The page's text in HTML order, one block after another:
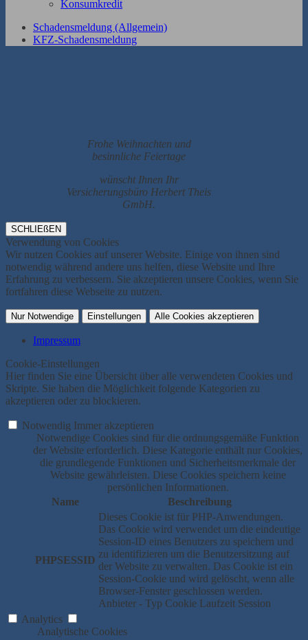
Konsumkredit
Schadensmeldung (Allgemein)
KFZ-Schadensmeldung
Frohe Weihnachten und
besinnliche Feiertage
wünscht Ihnen Ihr
Versicherungsbüro Herbert Theis
GmbH.
SCHLIEßEN
Verwendung von Cookies
Wir nutzen Cookies auf unserer Website. Einige von ihnen sind
notwendig während andere uns helfen, diese Website und Ihre
Erfahrung zu verbessern. Sie akzeptieren unsere Cookies, wenn Sie
fortfahren diese Webseite zu nutzen.
Nur Notwendige Einstellungen Alle Cookies akzeptieren
Impressum
Cookie-Einstellungen
Hier finden Sie eine Übersicht über alle verwendeten Cookies und
Skripte. Sie haben die Möglichkeit folgende Kategorien zu
akzeptieren oder zu blockieren.
Notwendig Immer akzeptieren
Notwendige Cookies sind für die ordnungsgemäße Funktion
der Website erforderlich. Diese Kategorie enthält nur Cookies,
die grundlegende Funktionen und Sicherheitsmerkmale der
Website gewährleisten. Diese Cookies speichern keine
persönlichen Informationen.
Name
Beschreibung
PHPSESSID
Dieses Cookie ist für PHP-Anwendungen.
Das Cookie wird verwendet um die eindeutige
Session-ID eines Benutzers zu speichern und
zu identifizieren um die Benutzersitzung auf
der Website zu verwalten. Das Cookie ist ein
Session-Cookie und wird gelöscht, wenn alle
Browser-Fenster geschlossen werden.
Anbieter - Typ Cookie Laufzeit Session
Analytics
Analytische Cookies